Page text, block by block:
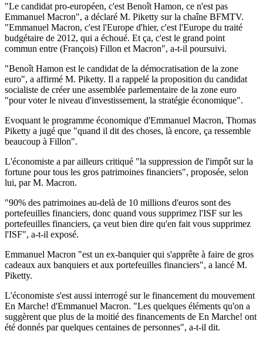
"Le candidat pro-européen, c'est Benoît Hamon, ce n'est pas
Emmanuel Macron", a déclaré M. Piketty sur la chaîne BFMTV.
"Emmanuel Macron, c'est l'Europe d'hier, c'est l'Europe du traité
budgétaire de 2012, qui a échoué. Et ça, c'est le grand point
commun entre (François) Fillon et Macron", a-t-il poursuivi.
"Benoît Hamon est le candidat de la démocratisation de la zone
euro", a affirmé M. Piketty. Il a rappelé la proposition du candidat
socialiste de créer une assemblée parlementaire de la zone euro
"pour voter le niveau d'investissement, la stratégie économique".
Evoquant le programme économique d'Emmanuel Macron, Thomas
Piketty a jugé que "quand il dit des choses, là encore, ça ressemble
beaucoup à Fillon".
L'économiste a par ailleurs critiqué "la suppression de l'impôt sur la
fortune pour tous les gros patrimoines financiers", proposée, selon
lui, par M. Macron.
"90% des patrimoines au-delà de 10 millions d'euros sont des
portefeuilles financiers, donc quand vous supprimez l'ISF sur les
portefeuilles financiers, ça veut bien dire qu'en fait vous supprimez
l'ISF", a-t-il exposé.
Emmanuel Macron "est un ex-banquier qui s'apprête à faire de gros
cadeaux aux banquiers et aux portefeuilles financiers", a lancé M.
Piketty.
L'économiste s'est aussi interrogé sur le financement du mouvement
En Marche! d'Emmanuel Macron. "Les quelques éléments qu'on a
suggèrent que plus de la moitié des financements de En Marche! ont
été donnés par quelques centaines de personnes", a-t-il dit.